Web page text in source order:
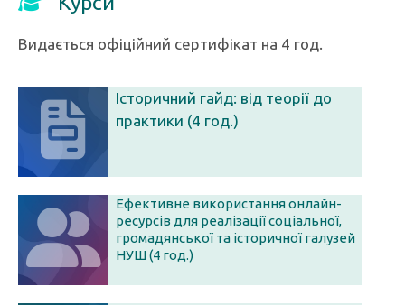
Видається офіційний сертифікат на 4 год.
Історичний гайд: від теорії до
практики (4 год.)
Ефективне використання онлайн-
ресурсів для реалізації cоціальної,
громадянської та історичної галузей
НУШ (4 год.)